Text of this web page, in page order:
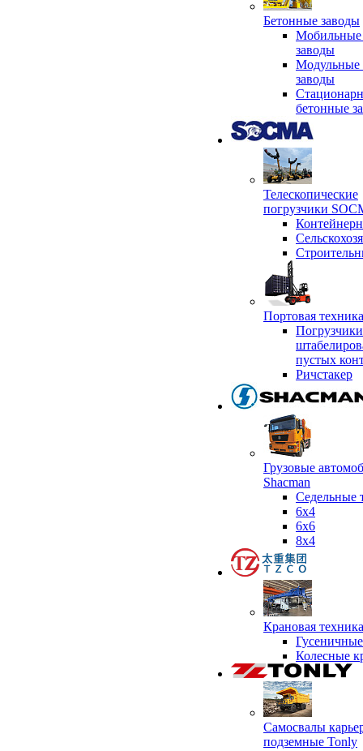
Бетонные заводы
Мобильные
заводы
Модульные
заводы
бетонные
Телескопические
погрузчики
Портовая
пустых
Ричстакер
Грузовые
Shacman
Седельные
6х4
6x6
8x4
Крановая
Колесные
Самосвалы
подземные Tonly